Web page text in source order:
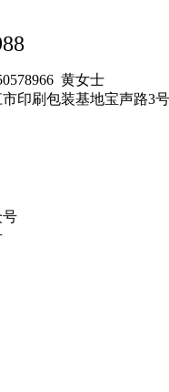
黄女士
印刷包装基地宝声路3号